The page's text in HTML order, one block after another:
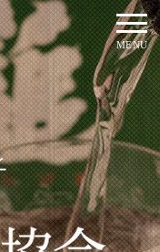
MENU